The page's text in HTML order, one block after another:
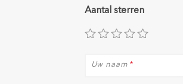
Aantal sterren
*
Uw naam